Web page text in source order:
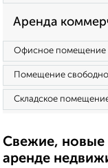
Аренда
Офисное помещение
Помещение
Складское
Свежие, новые
аренде